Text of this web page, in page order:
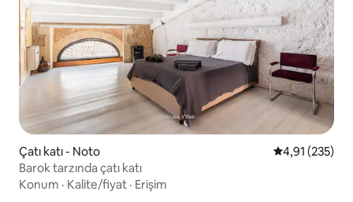
Çatı katı - Noto 5 üzerinden
4,91 (235)
Barok tarzında çatı katı
Konum · Kalite/fiyat · Erişim